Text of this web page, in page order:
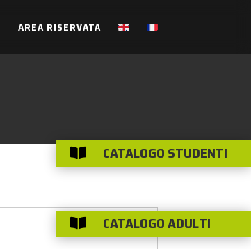
AREA RISERVATA
 CATALOGO STUDENTI
 CATALOGO ADULTI